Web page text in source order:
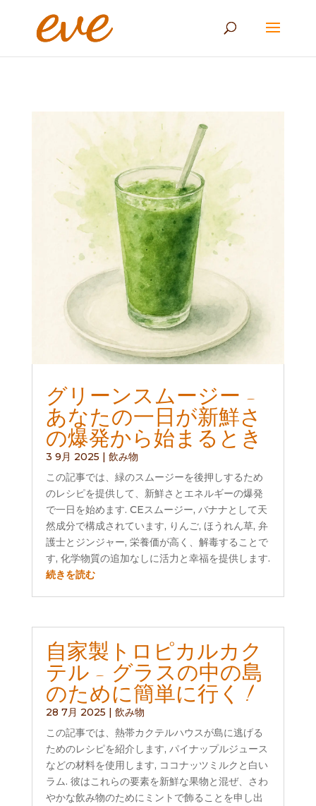
グリーンスムージー -
あなたの一日が新鮮さ
の爆発から始まるとき
3 9月 2025
飲み物
この記事では、緑のスムージーを後押しするため
のレシピを提供して、新鮮さとエネルギーの爆発
で一日を始めます. CEスムージー, バナナとして天
然成分で構成されています, りんご, ほうれん草, 弁
護士とジンジャー, 栄養価が高く、解毒することで
す, 化学物質の追加なしに活力と幸福を提供します.
続きを読む
自家製トロピカルカク
テル - グラスの中の島
のために簡単に行く !
28 7月 2025 | 飲み物
この記事では、熱帯カクテルハウスが島に逃げる
ためのレシピを紹介します, パイナップルジュース
などの材料を使用します, ココナッツミルクと白い
ラム. 彼はこれらの要素を新鮮な果物と混ぜ、さわ
やかな飲み物のためにミントで飾ることを申し出